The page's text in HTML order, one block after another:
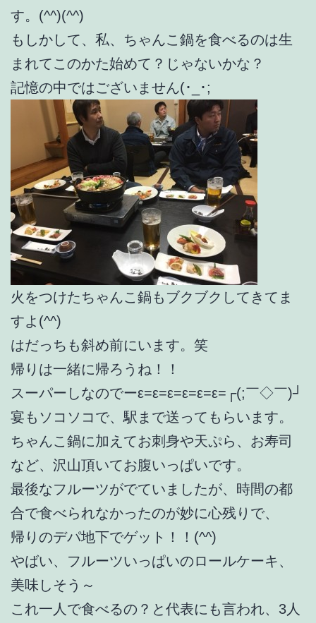
す。(^^)(^^)
もしかして、私、ちゃんこ鍋を食べるのは生
まれてこのかた始めて？じゃないかな？
記憶の中ではございません(･_･;
火をつけたちゃんこ鍋もブクブクしてきてま
すよ(^^)
はだっちも斜め前にいます。笑
帰りは一緒に帰ろうね！！
スーパーしなのでーε=ε=ε=ε=ε=ε=┌(;￣◇￣)┘
宴もソコソコで、駅まで送ってもらいます。
ちゃんこ鍋に加えてお刺身や天ぷら、お寿司
など、沢山頂いてお腹いっぱいです。
最後なフルーツがでていましたが、時間の都
合で食べられなかったのが妙に心残りで、
帰りのデパ地下でゲット！！(^^)
やばい、フルーツいっぱいのロールケーキ、
美味しそう～
これ一人で食べるの？と代表にも言われ、3人